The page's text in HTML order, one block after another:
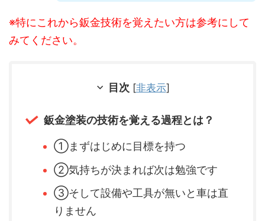
※特にこれから鈑金技術を覚えたい方は参考にして
みてください。
目次 [非表示]
鈑金塗装の技術を覚える過程とは？
①まずはじめに目標を持つ
②気持ちが決まれば次は勉強です
③そして設備や工具が無いと車は直
りません